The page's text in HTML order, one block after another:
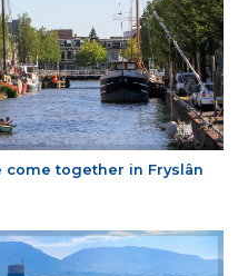
together in Fryslân